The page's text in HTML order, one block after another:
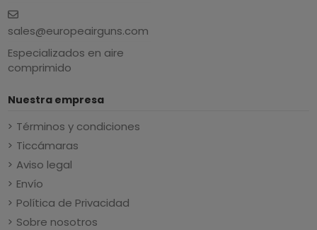
sales@europeairguns.com
Especializados en aire
comprimido
Nuestra empresa
Términos y condiciones
Ticcámaras
Aviso legal
Envío
Política de Privacidad
Sobre nosotros